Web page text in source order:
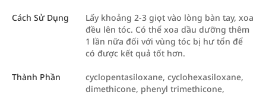
Cách Sử Dụng
Lấy khoảng 2-3 giọt vào lòng bàn tay, xoa
đều lên tóc. Có thể xoa dầu dưỡng thêm
1 lần nữa đối với vùng tóc bị hư tổn để
có được kết quả tốt hơn.
Thành Phần
cyclopentasiloxane, cyclohexasiloxane,
dimethicone, phenyl trimethicone,